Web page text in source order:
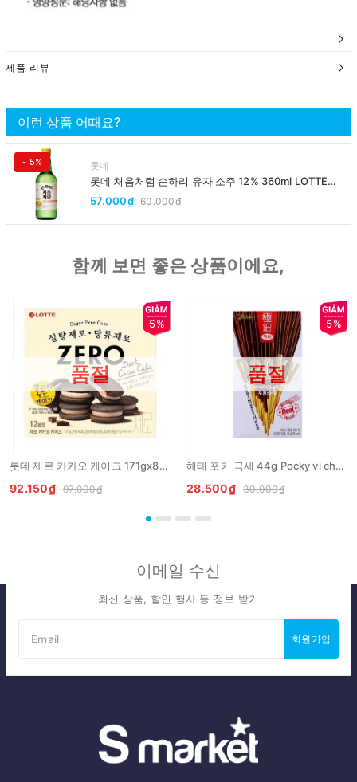
제품 리뷰
이런 상품 어때요?
- 5% 롯데
롯데 처음처럼 순하리 유자 소주 12% 360ml LOTTE
Chumchurum vi thanh yen/cam
57.000₫ 60.000₫
함께 보면 좋은 상품이에요,
5%
품절
롯데 제로 카카오 케이크 171gx8개 LOTTE Banh zero cacao
92.150₫ 97.000₫
5%
품절
해태 포키 극세 44g Pocky vi chocolate
28.500₫ 30.000₫
이메일 수신
최신 상품, 할인 행사 등 정보 받기
회원가입